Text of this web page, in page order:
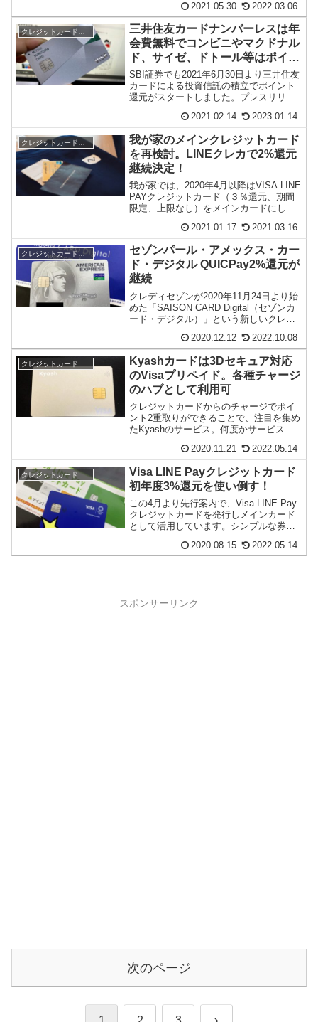
を普段使いし...2021.05.30 2022.03.06
クレジットカード・電子マネー
三井住友カードナンバーレスは年
会費無料でコンビニやマクドナル
ド、サイゼ、ドトール等はポイン
ト最大5％
SBI証券でも2021年6月30日より三井住友
カードによる投資信託の積立でポイント
還元がスタートしました。プレスリリー
2021.02.14 2023.01.14
我が家のメインクレジットカード
を再検討。LINEクレカで2%還元
継続決定！
我が家では、2020年4月以降はVISA LINE
PAYクレジットカード（３％還元、期間
限定、上限なし）をメインカードにして
2021.01.17 2021.03.16
クレジットカード・電子マネー
セゾンパール・アメックス・カー
ド・デジタル QUICPay2%還元が
継続
クレディセゾンが2020年11月24日より始
めた「SAISON CARD Digital（セゾンカ
ード・デジタル）」という新しいクレジ
2020.12.12 2022.10.08
クレジットカード・電子マネー
Kyashカードは3Dセキュア対応
のVisaプリペイド。各種チャージ
のハブとして利用可
クレジットカードからのチャージでポイ
ント2重取りができることで、注目を集め
たKyashのサービス。何度かサービス内
2020.11.21 2022.05.14
クレジットカード・電子マネー
Visa LINE Payクレジットカード
初年度3%還元を使い倒す！
この4月より先行案内で、Visa LINE Pay
クレジットカードを発行しメインカード
として活用しています。シンプルな券面
2020.08.15 2022.05.14
スポンサーリンク
次のページ